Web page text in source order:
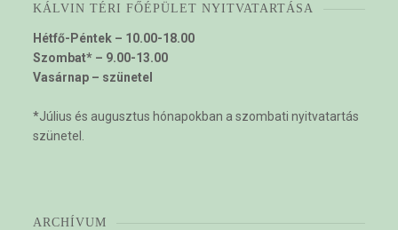
KÁLVIN TÉRI FŐÉPÜLET NYITVATARTÁSA
Hétfő-Péntek – 10.00-18.00
Szombat* – 9.00-13.00
Vasárnap – szünetel
*Július és augusztus hónapokban a szombati nyitvatartás
szünetel.
ARCHÍVUM